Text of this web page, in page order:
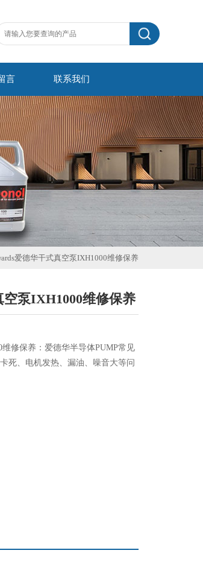
言 联系我们
爱德华干式真空泵IXH1000维修保养
泵IXH1000维修保养
修保养：爱德华半导体PUMP常见
死、电机发热、漏油、噪音大等问